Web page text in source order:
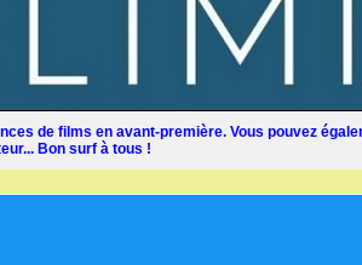
de films en avant-première. Vous pouvez
Bon surf à tous !